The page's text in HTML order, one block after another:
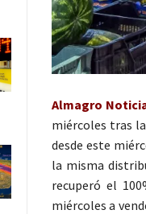
Almagro
miércoles tras
desde este
la misma
recuperó el
miércoles a